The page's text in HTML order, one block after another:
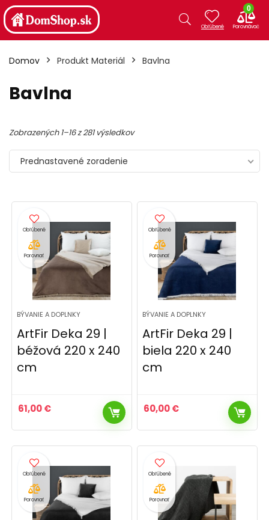
0
Domov Produkt Materiál Bavlna
Bavlna
Zobrazených 1–16 z 281 výsledkov
Prednastavené zoradenie
Porovnať
BÝVANIE A DOPLNKY
ArtFir Deka 29 |
béžová 220 x 240
cm
61,00€
Porovnať
BÝVANIE A DOPLNKY
ArtFir Deka 29 |
biela 220 x 240
cm
60,00€
Porovnať Porovnať